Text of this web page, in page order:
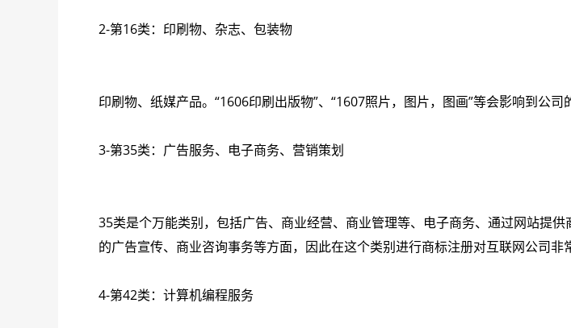
2-第16类：印刷物、杂志、包装物
印刷物、纸媒产品。“1606印刷出版物”、“1607照片，图片，图画”等会影响到公
3-第35类：广告服务、电子商务、营销策划
35类是个万能类别，包括广告、商业经营、商业管理等、电子商务、通过网站提
的广告宣传、商业咨询事务等方面，因此在这个类别进行商标注册对互联网公司非
4-第42类：计算机编程服务